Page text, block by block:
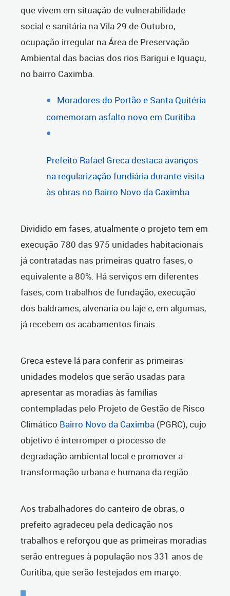
que vivem em situação de vulnerabilidade
social e sanitária na Vila 29 de Outubro,
ocupação irregular na Área de Preservação
Ambiental das bacias dos rios Barigui e Iguaçu,
no bairro Caximba.
Moradores do Portão e Santa Quitéria
comemoram asfalto novo em Curitiba
Prefeito Rafael Greca destaca avanços
na regularização fundiária durante visita
às obras no Bairro Novo da Caximba
Dividido em fases, atualmente o projeto tem em
execução 780 das 975 unidades habitacionais
já contratadas nas primeiras quatro fases, o
equivalente a 80%. Há serviços em diferentes
fases, com trabalhos de fundação, execução
dos baldrames, alvenaria ou laje e, em algumas,
já recebem os acabamentos finais.
Greca esteve lá para conferir as primeiras
unidades modelos que serão usadas para
apresentar as moradias às famílias
contempladas pelo Projeto de Gestão de Risco
Climático Bairro Novo da Caximba (PGRC), cujo
objetivo é interromper o processo de
degradação ambiental local e promover a
transformação urbana e humana da região.
Aos trabalhadores do canteiro de obras, o
prefeito agradeceu pela dedicação nos
trabalhos e reforçou que as primeiras moradias
serão entregues à população nos 331 anos de
Curitiba, que serão festejados em março.